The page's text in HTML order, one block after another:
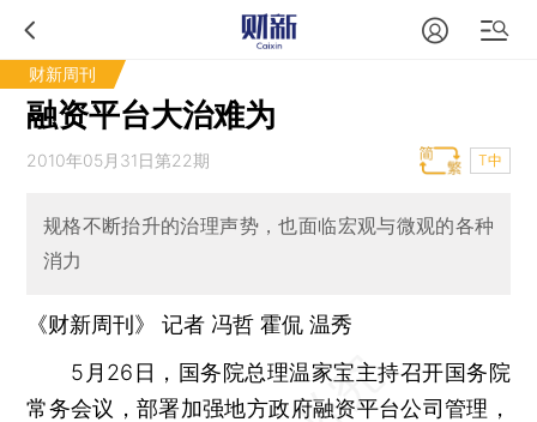
财新周刊
融资平台大治难为
2010年05月31日第22期 T中
规格不断抬升的治理声势，也面临宏观与微观的各种
消力
《财新周刊》 记者 冯哲霍侃 温秀
5月26日，国务院总理温家宝主持召开国务院
常务会议，部署加强地方政府融资平台公司管理，